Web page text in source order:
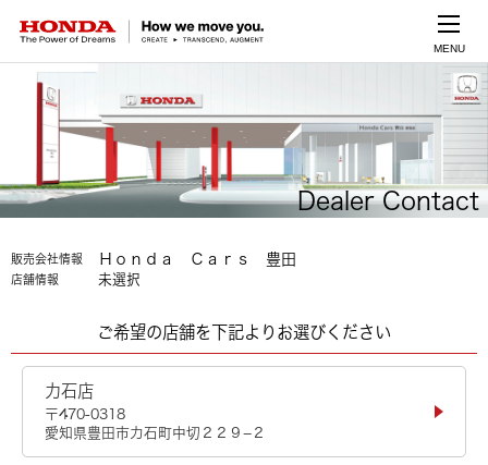
MENU
Dealer Contact
販売会社情報 Ｈｏｎｄａ Ｃａｒｓ 豊田
店舗情報 未選択
ご希望の店舗を下記よりお選びください
力石店
〒470-0318
愛知県豊田市力石町中切２２９−２